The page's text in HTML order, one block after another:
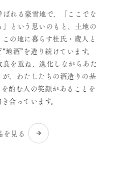
れる豪雪地で、「ここでな
という思いのもと、土地の
の地に暮らす杜氏・蔵人と
酒”を造り続けています。
を重ね、進化しながらあた
、わたしたちの酒造りの基
酌む人の笑顔があることを
合っています。
を見る